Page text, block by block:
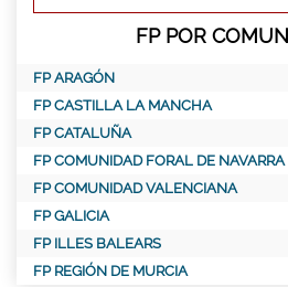
FP POR
FP ARAGÓN
FP CASTILLA LA MANCHA
FP CATALUÑA
FP COMUNIDAD FORAL DE NAVARRA
FP COMUNIDAD VALENCIANA
FP GALICIA
FP ILLES BALEARS
FP REGIÓN DE MURCIA